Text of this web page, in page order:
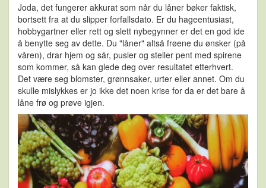
Joda, det fungerer akkurat som når du låner bøker faktisk,
bortsett fra at du slipper forfallsdato. Er du hageentusiast,
hobbygartner eller rett og slett nybegynner er det en god ide
å benytte seg av dette. Du "låner" altså frøene du ønsker (på
våren), drar hjem og sår, pusler og steller pent med spirene
som kommer, så kan glede deg over resultatet etterhvert.
Det være seg blomster, grønnsaker, urter eller annet. Om du
skulle mislykkes er jo ikke det noen krise for da er det bare å
låne frø og prøve igjen.